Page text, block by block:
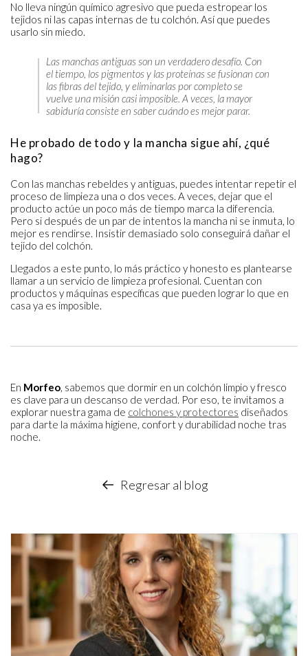
No lleva ningún químico agresivo que pueda estropear los
tejidos ni las capas internas de tu colchón. Así que puedes
usarlo sin miedo.
Las manchas antiguas son un verdadero desafío. Con
el tiempo, los pigmentos y las proteínas se fusionan con
las fibras del tejido, y eliminarlas por completo se
vuelve una misión casi imposible. A veces, la mayor
sabiduría consiste en saber cuándo es mejor parar.
He probado de todo y la mancha sigue ahí, ¿qué
hago?
Con las manchas rebeldes y antiguas, puedes intentar repetir el
proceso de limpieza una o dos veces. A veces, dejar que el
producto actúe un poco más de tiempo marca la diferencia.
Pero si después de un par de intentos la mancha ni se inmuta, lo
mejor es rendirse. Insistir demasiado solo conseguirá dañar el
tejido del colchón.
Llegados a este punto, lo más práctico y honesto es plantearse
llamar a un servicio de limpieza profesional. Cuentan con
productos y máquinas específicas que pueden lograr lo que en
casa ya es imposible.
En Morfeo, sabemos que dormir en un colchón limpio y fresco
es clave para un descanso de verdad. Por eso, te invitamos a
explorar nuestra gama de colchones y protectores diseñados
para darte la máxima higiene, confort y durabilidad noche tras
noche.
Regresar al blog